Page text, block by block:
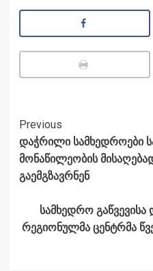
Post
Navigation
Previous
დაჭრილი სამხედროები
მონაწილეობის
გაემგზავრნენ
სამხედრო გაწვევისა
რეგიონულმა ცენტრმა